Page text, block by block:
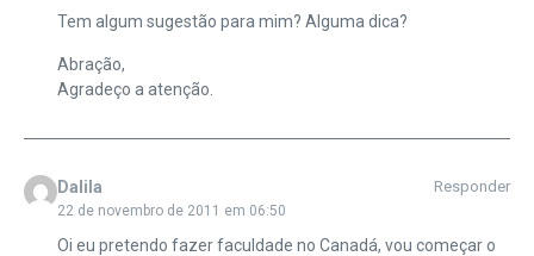
Tem algum sugestão para mim? Alguma dica?
Abração,
Agradeço a atenção.
Dalila
22 de novembro de 2011 em 06:50
Responder
Oi eu pretendo fazer faculdade no Canadá, vou começar o